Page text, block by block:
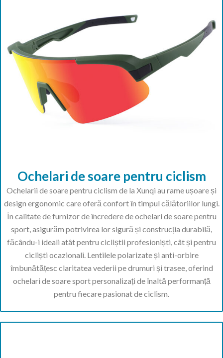
Ochelari de soare pentru ciclism
Ochelarii de soare pentru ciclism de la Xunqi au rame ușoare și
design ergonomic care oferă confort în timpul călătoriilor lungi.
În calitate de furnizor de încredere de ochelari de soare pentru
sport, asigurăm potrivirea lor sigură și construcția durabilă,
făcându-i ideali atât pentru cicliștii profesioniști, cât și pentru
cicliști ocazionali. Lentilele polarizate și anti-orbire
îmbunătățesc claritatea vederii pe drumuri și trasee, oferind
ochelari de soare sport personalizați de înaltă performanță
pentru fiecare pasionat de ciclism.